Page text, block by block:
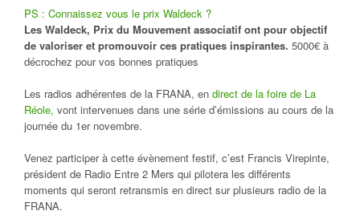
PS : Connaissez vous le prix Waldeck ?
Les Waldeck, Prix du Mouvement associatif ont pour objectif
de valoriser et promouvoir ces pratiques inspirantes. 5000€ à
décrochez pour vos bonnes pratiques
Les radios adhérentes de la FRANA, en direct de la foire de La
Réole, vont intervenues dans une série d’émissions au cours de la
journée du 1er novembre.
Venez participer à cette évènement festif, c’est Francis Virepinte,
président de Radio Entre 2 Mers qui pilotera les différents
moments qui seront retransmis en direct sur plusieurs radio de la
FRANA.